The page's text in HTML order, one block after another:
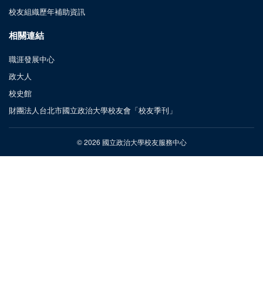
校友組織歷年補助資訊
相關連結
職涯發展中心
政大人
校史館
財團法人台北市國立政治大學校友會「校友季刊」
© 2026 國立政治大學校友服務中心